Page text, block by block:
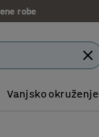
robe
Vanjsko okruženje